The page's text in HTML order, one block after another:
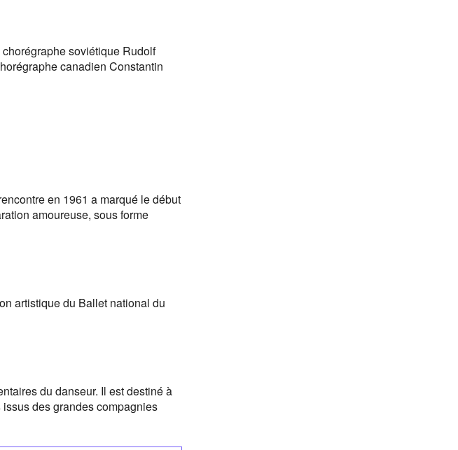
soviétique Rudolf
canadien Constantin
en 1961 a marqué le début
amoureuse, sous forme
artistique du Ballet national du
du danseur. Il est destiné à
des grandes compagnies